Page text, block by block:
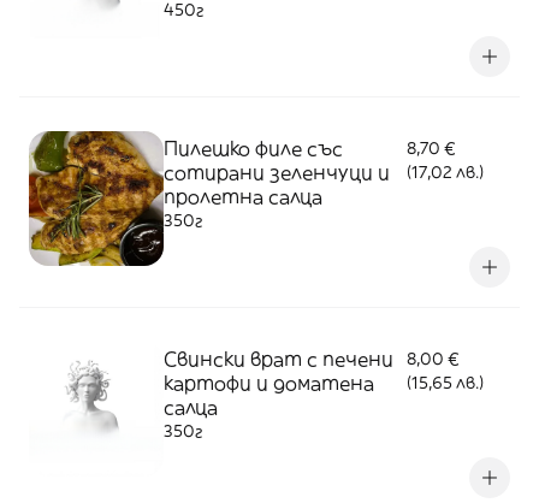
450г
Пилешко филе със
сотирани зеленчуци и
пролетна салца
8,70 €
(17,02 лв.)
350г
Свински врат с печени
картофи и доматена
салца
8,00 €
(15,65 лв.)
350г